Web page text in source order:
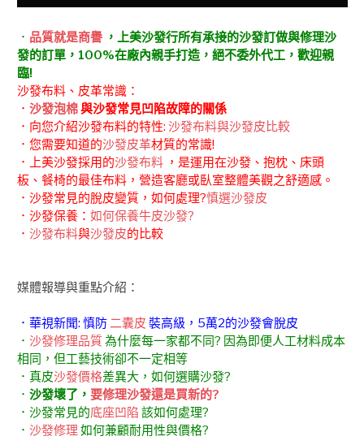
． 品質就是商譽 ，上美沙發行所有承接的沙發訂做與修理沙
發的訂單，100%在廠內親手打造，絕不委外代工，歡迎親
臨!
沙發布料、皮革常識：
． 沙發泡棉與沙發常見凹陷故障的關係
．向您介紹沙發布料的特性: 沙發布料與沙發皮比較
．您需要知道的沙發皮革材質的常識!
．上美沙發採用的沙發布料 ，是運用在沙發、抱枕、床頭
板、餐椅的最佳布料，營造客廳或臥室整體美觀之舒適感。
．沙發常見的脫皮變質，如何處理?慎選沙發皮
．沙發保養： 如何保養牛皮沙發?
． 沙發布料與沙發皮的比較
媒體報導與重點介紹：
．華視新聞: 慎防二囊皮 裝高級，5萬2的沙發會脫皮
． 沙發修理品質為什麼每一家都不同? 因為即便人工材料成本
相同，但工藝技術卻不一定相等
．真皮沙發價格差異大，如何選購沙發?
． 沙發壞了， 要修理沙發還是買新的?
．沙發常見的底座凹陷 該如何處理?
． 沙發修理 如何兼顧耐用性與價格?